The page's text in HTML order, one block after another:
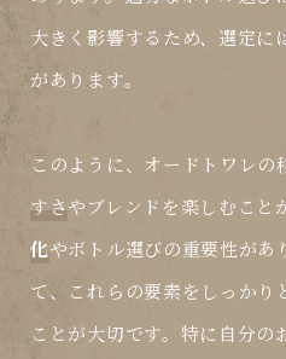
大きく影響するため、選定に
があります。
このように、オードトワレの
すさやブレンドを楽しむこと
化やボトル選びの重要性があ
て、これらの要素をしっかり
ことが大切です。特に自分